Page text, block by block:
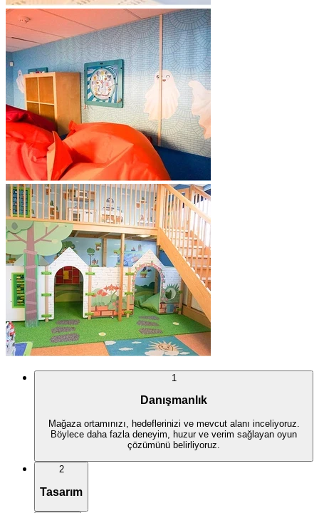
1
Danışmanlık
Mağaza ortamınızı, hedeflerinizi ve mevcut alanı inceliyoruz.
Böylece daha fazla deneyim, huzur ve verim sağlayan oyun
çözümünü belirliyoruz.
2
Tasarım